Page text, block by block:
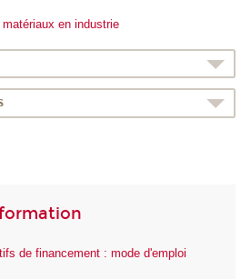
en industrie
de financement : mode d'emploi